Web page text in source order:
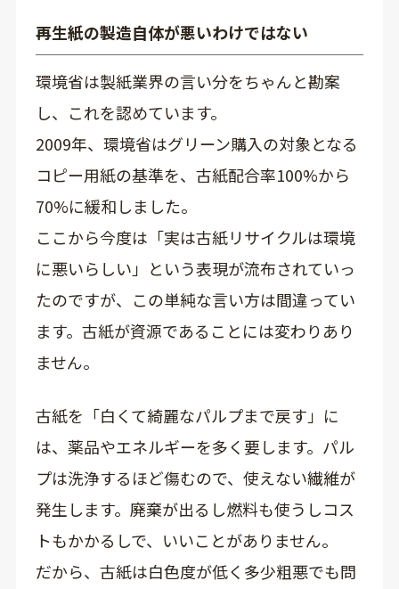
再生紙の製造自体が悪いわけではない
環境省は製紙業界の言い分をちゃんと勘案
し、これを認めています。
2009年、環境省はグリーン購入の対象となる
コピー用紙の基準を、古紙配合率100%から
70%に緩和しました。
ここから今度は「実は古紙リサイクルは環境
に悪いらしい」という表現が流布されていっ
たのですが、この単純な言い方は間違ってい
ます。古紙が資源であることには変わりあり
ません。
古紙を「白くて綺麗なパルプまで戻す」に
は、薬品やエネルギーを多く要します。パル
プは洗浄するほど傷むので、使えない繊維が
発生します。廃棄が出るし燃料も使うしコス
トもかかるしで、いいことがありません。
だから、古紙は白色度が低く多少粗悪でも問